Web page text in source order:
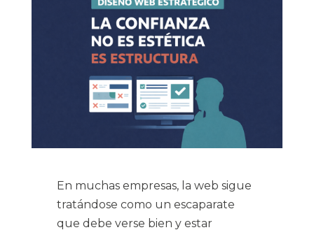
En muchas empresas, la web sigue
tratándose como un escaparate
que debe verse bien y estar